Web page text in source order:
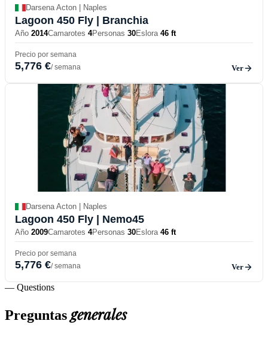
Darsena Acton | Naples
Lagoon 450 Fly | Branchia
Año 2014Camarotes 4Personas 30Eslora 46 ft
Precio por semana
5,776 €/ semana Ver
Darsena Acton | Naples
Lagoon 450 Fly | Nemo45
Año 2009Camarotes 4Personas 30Eslora 46 ft
Precio por semana
5,776 €/ semana Ver
— Questions
Preguntasgenerales